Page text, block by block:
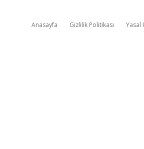
Anasayfa Gizlilik Politikası Yasal